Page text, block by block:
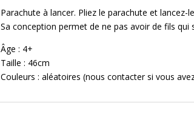
Parachute à lancer. Pliez le parachute et lancez-
Sa conception permet de ne pas avoir de fils qui
Âge : 4+
Taille : 46cm
Couleurs : aléatoires (nous contacter si vous